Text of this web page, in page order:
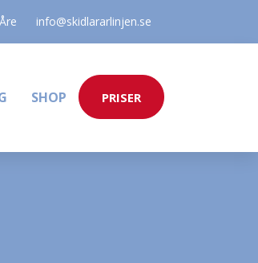
Åre info@skidlararlinjen.se
SHOP PRISER